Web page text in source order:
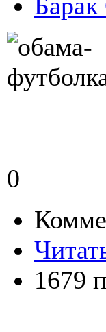
0
1679